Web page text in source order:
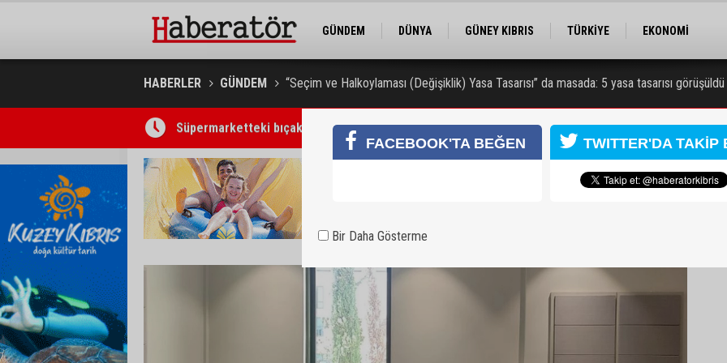
GÜNDEM DÜNYA GÜNEY KIBRIS TÜRKİYE
EKONOMİ
HABERLER GÜNDEM “Seçim ve Halkoylaması (Değişiklik) Yasa Tasarısı” da masada: 5 yasa tasarısı görüşüldü
Süpermarketteki bıçaklı saldırının zanlısı 7 gün daha tutuklu kalacak
FACEBOOK'TA BEĞEN TWITTER'DA TAKİP
Bir Daha Gösterme